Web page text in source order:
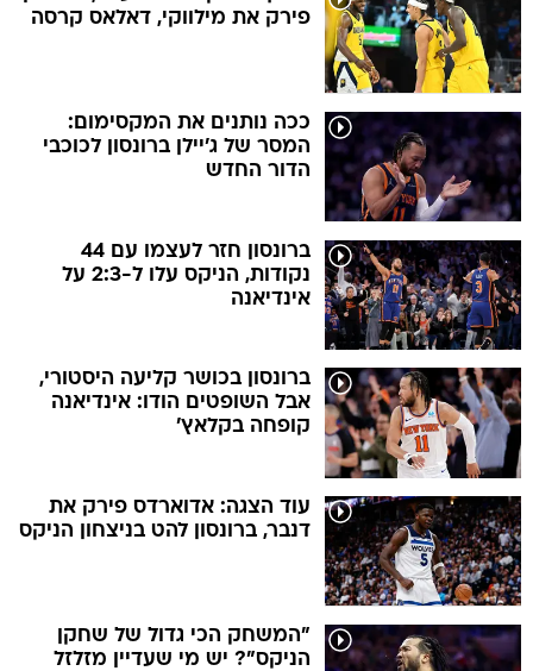
פירק את מילווקי, דאלאס קרסה
ככה נותנים את המקסימום:
המסר של ג'יילן ברונסון לכוכבי
הדור החדש
ברונסון חזר לעצמו עם 44
נקודות, הניקס עלו ל-2:3 על
אינדיאנה
ברונסון בכושר קליעה היסטורי,
אבל השופטים הודו: אינדיאנה
קופחה בקלאץ'
עוד הצגה: אדוארדס פירק את
דנבר, ברונסון להט בניצחון הניקס
"המשחק הכי גדול של שחקן
הניקס"? יש מי שעדיין מזלזל